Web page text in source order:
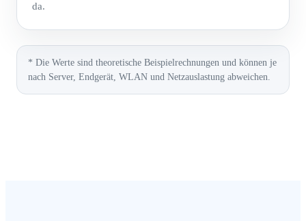
da.
* Die Werte sind theoretische Beispielrechnungen und können je
nach Server, Endgerät, WLAN und Netzauslastung abweichen.